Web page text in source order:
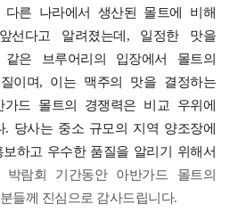
른 나라에서 생산된 몰트에 비해
선다고 알려졌는데, 일정한 맛을
은 브루어리의 입장에서 몰트의
이며, 이는 맥주의 맛을 결정하는
가드 몰트의 경쟁력은 비교 우위에
. 당사는 중소 규모의 지역 양조장에
하고 우수한 품질을 알리기 위해서
박람회 기간동안 아반가드 몰트의
들께 진심으로 감사드립니다.